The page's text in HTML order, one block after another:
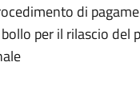
di
per il rilascio del